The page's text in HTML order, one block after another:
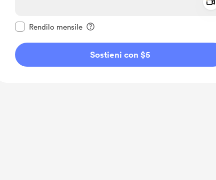
Rendilo mensile
Sostieni con $5